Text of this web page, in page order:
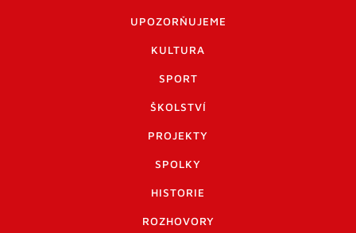
UPOZORŇUJEME
KULTURA
SPORT
ŠKOLSTVÍ
PROJEKTY
SPOLKY
HISTORIE
ROZHOVORY